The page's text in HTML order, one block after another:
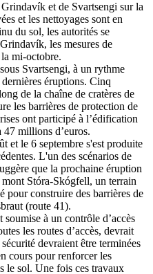
et de Svartsengi sur la
et les nettoyages sont en
du sol, les autorités se
les mesures de
mi-octobre.
Svartsengi, à un rythme
éruptions. Cinq
de la chaîne de cratères de
les barrières de protection de
ont participé à l’édification
47 millions d’euros.
et le 6 septembre s'est produite
L'un des scénarios de
que la prochaine éruption
Stóra-Skógfell, un terrain
pour construire des barrières de
(route 41).
à un contrôle d’accès
les routes d’accès, devrait
devraient être terminées
cours pour renforcer les
le sol. Une fois ces travaux